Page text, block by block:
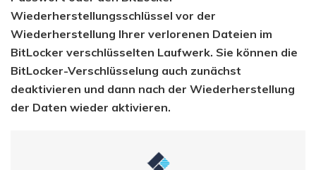
Wiederherstellungsschlüssel vor der
Wiederherstellung Ihrer verlorenen Dateien im
BitLocker verschlüsselten Laufwerk. Sie können die
BitLocker-Verschlüsselung auch zunächst
deaktivieren und dann nach der Wiederherstellung
der Daten wieder aktivieren.